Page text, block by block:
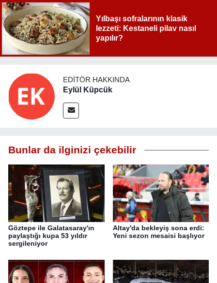
Yılbaşı sofralarının klasik
lezzeti: Kestaneli pilav nasıl
yapılır?
EDITÖR HAKKINDA
Eylül Küpcük
Bunlar da ilginizi çekebilir
Göztepe ile Galatasaray'ın
paylaştığı kupa 53 yıldır
sergileniyor
Altay'da bekleyiş sona erdi:
Yeni sezon mesaisi başlıyor